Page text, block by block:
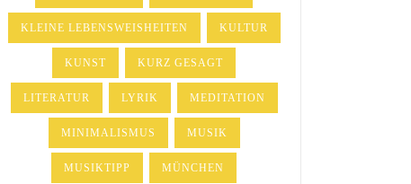
KLEINE LEBENSWEISHEITEN KULTUR
KUNST KURZ GESAGT
LITERATUR LYRIK MEDITATION
MINIMALISMUS MUSIK
MUSIKTIPP MÜNCHEN